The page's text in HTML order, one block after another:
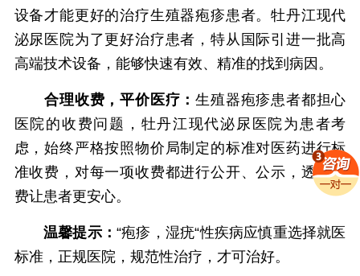
设备才能更好的治疗生殖器疱疹患者。牡丹江现代
泌尿医院为了更好治疗患者，特从国际引进一批高
高端技术设备，能够快速有效、精准的找到病因。
合理收费，平价医疗：生殖器疱疹患者都担心
医院的收费问题，牡丹江现代泌尿医院为患者考
虑，始终严格按照物价局制定的标准对医药进行标
准收费，对每一项收费都进行公开、公示，透明收
费让患者更安心。
温馨提示：“疱疹，湿疣“性疾病应慎重选择就医
标准，正规医院，规范性治疗，才可治好。